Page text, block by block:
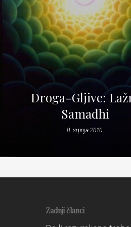
Droga-Gljive:
Samadhi
8. srpnja 2010.
Zadnji članci